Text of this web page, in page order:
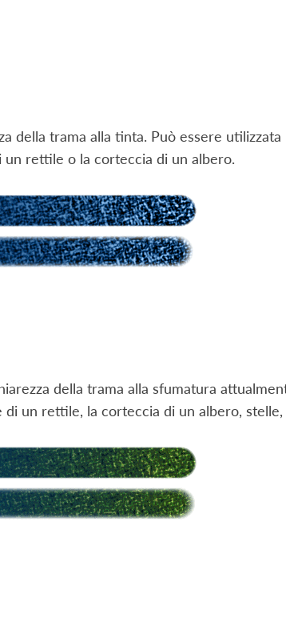
della trama alla tinta. Può essere
un rettile o la corteccia di un albero.
della trama alla sfumatura
di un rettile, la corteccia di un albero,